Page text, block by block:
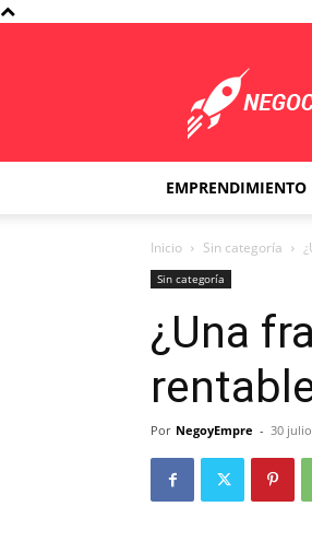
EMPRENDIMIENTO
Inicio Sin categoría
Sin categoría
¿Una
Por NegoyEmpre - 30